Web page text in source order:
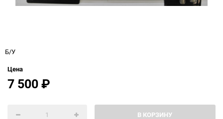
Б/У
Цена
7 500₽
В КОРЗИНУ